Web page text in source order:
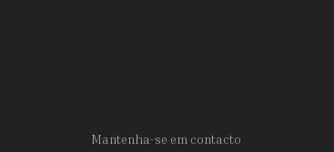
Mantenha-se em contacto